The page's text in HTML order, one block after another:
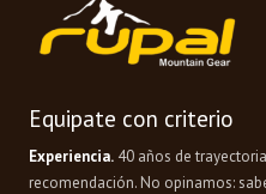
Equipate con criterio
Experiencia. 40 años de
recomendación. No opinamos: